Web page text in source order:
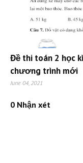
Đề thi toán 2 học
chương trình mới
June 04, 2021
0 Nhận xét